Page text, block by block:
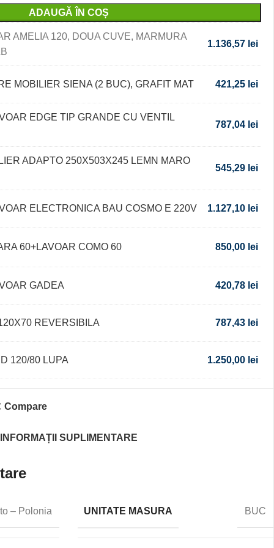
ADAUGĂ ÎN COȘ
AMELIA 120, DOUA CUVE, MARMURA
1.136,57 lei
MOBILIER SIENA (2 BUC), GRAFIT MAT 421,25 lei
EDGE TIP GRANDE CU VENTIL
787,04 lei
ADAPTO 250X503X245 LEMN MARO
545,29 lei
ELECTRONICA BAU COSMO E 220V 1.127,10 lei
60+LAVOAR COMO 60 850,00 lei
GADEA 420,78 lei
REVERSIBILA 787,43 lei
120/80 LUPA 1.250,00 lei
Compare
INFORMAȚII SUPLIMENTARE
– Polonia UNITATE MASURA BUC